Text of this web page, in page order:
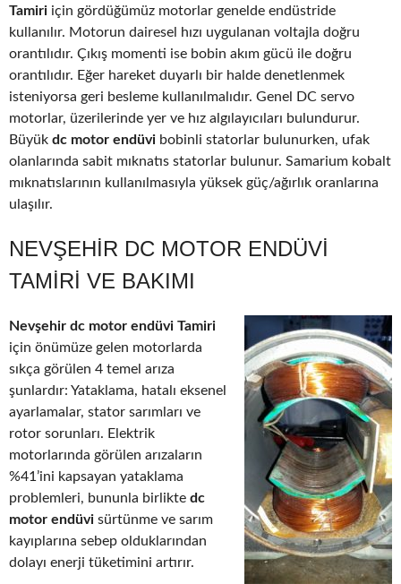
Tamiri için gördüğümüz motorlar genelde endüstride
kullanılır. Motorun dairesel hızı uygulanan voltajla doğru
orantılıdır. Çıkış momenti ise bobin akım gücü ile doğru
orantılıdır. Eğer hareket duyarlı bir halde denetlenmek
isteniyorsa geri besleme kullanılmalıdır. Genel DC servo
motorlar, üzerilerinde yer ve hız algılayıcıları bulundurur.
Büyük dc motor endüvi bobinli statorlar bulunurken, ufak
olanlarında sabit mıknatıs statorlar bulunur. Samarium kobalt
mıknatıslarının kullanılmasıyla yüksek güç/ağırlık oranlarına
ulaşılır.
NEVŞEHIR DC MOTOR ENDÜVI
TAMIRI VE BAKIMI
Nevşehir dc motor endüvi Tamiri
için önümüze gelen motorlarda
sıkça görülen 4 temel arıza
şunlardır: Yataklama, hatalı eksenel
ayarlamalar, stator sarımları ve
rotor sorunları. Elektrik
motorlarında görülen arızaların
%41’ini kapsayan yataklama
problemleri, bununla birlikte dc
motor endüvi sürtünme ve sarım
kayıplarına sebep olduklarından
dolayı enerji tüketimini artırır.